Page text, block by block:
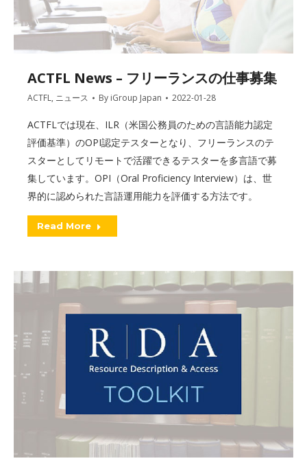
ACTFL News – フリーランスの仕事募集
ACTFL, ニュース By iGroup Japan 2022-01-28
ACTFLでは現在、ILR（米国公務員のための言語能力認定
評価基準）のOPI認定テスターとなり、フリーランスのテ
スターとしてリモートで活躍できるテスターを多言語で募
集しています。OPI（Oral Proficiency Interview）は、世
界的に認められた言語運用能力を評価する方法です。
Read More